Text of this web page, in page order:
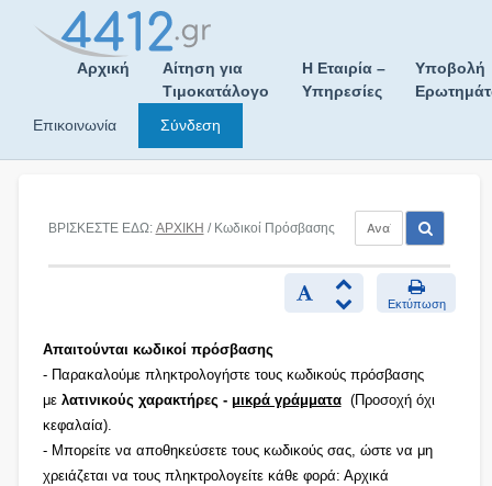
Αρχική
Αίτηση για
Τιμοκατάλογο
Η Εταιρία –
Υπηρεσίες
Υποβολή
Επικοινωνία
Σύνδεση
ΒΡΙΣΚΕΣΤΕ ΕΔΩ: ΑΡΧΙΚΗ / Κωδικοί Πρόσβασης
Εκτύπωση
Απαιτούνται κωδικοί πρόσβασης
- Παρακαλούμε πληκτρολογήστε τους κωδικούς πρόσβασης
με λατινικούς χαρακτήρες - μικρά γράμματα(Προσοχή όχι
κεφαλαία).
- Μπορείτε να αποθηκεύσετε τους κωδικούς σας, ώστε να μη
χρειάζεται να τους πληκτρολογείτε κάθε φορά: Αρχικά